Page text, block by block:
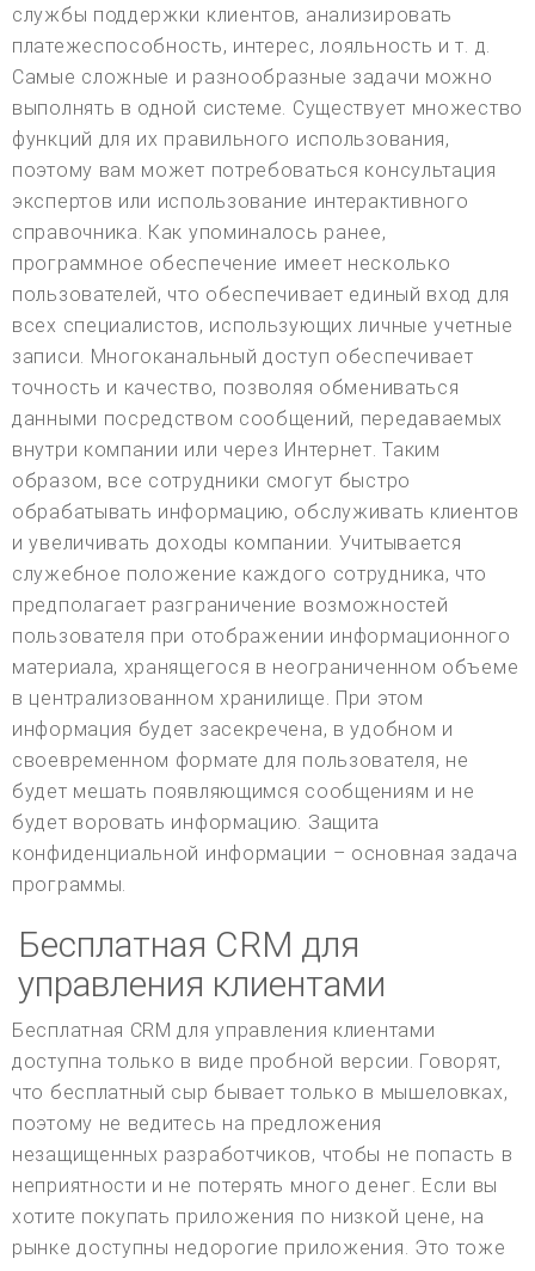
службы поддержки клиентов, анализировать
платежеспособность, интерес, лояльность и т. д.
Самые сложные и разнообразные задачи можно
выполнять в одной системе. Существует множество
функций для их правильного использования,
поэтому вам может потребоваться консультация
экспертов или использование интерактивного
справочника. Как упоминалось ранее,
программное обеспечение имеет несколько
пользователей, что обеспечивает единый вход для
всех специалистов, использующих личные учетные
записи. Многоканальный доступ обеспечивает
точность и качество, позволяя обмениваться
данными посредством сообщений, передаваемых
внутри компании или через Интернет. Таким
образом, все сотрудники смогут быстро
обрабатывать информацию, обслуживать клиентов
и увеличивать доходы компании. Учитывается
служебное положение каждого сотрудника, что
предполагает разграничение возможностей
пользователя при отображении информационного
материала, хранящегося в неограниченном объеме
в централизованном хранилище. При этом
информация будет засекречена, в удобном и
своевременном формате для пользователя, не
будет мешать появляющимся сообщениям и не
будет воровать информацию. Защита
конфиденциальной информации – основная задача
программы.
Бесплатная CRM для
управления клиентами
Бесплатная CRM для управления клиентами
доступна только в виде пробной версии. Говорят,
что бесплатный сыр бывает только в мышеловках,
поэтому не ведитесь на предложения
незащищенных разработчиков, чтобы не попасть в
неприятности и не потерять много денег. Если вы
хотите покупать приложения по низкой цене, на
рынке доступны недорогие приложения. Это тоже